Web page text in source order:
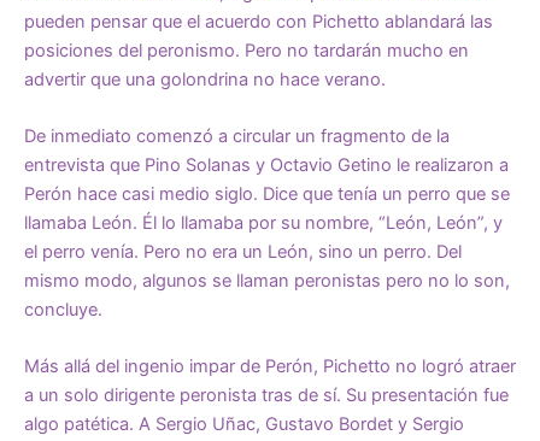
pueden pensar que el acuerdo con Pichetto ablandará las
posiciones del peronismo. Pero no tardarán mucho en
advertir que una golondrina no hace verano.
De inmediato comenzó a circular un fragmento de la
entrevista que Pino Solanas y Octavio Getino le realizaron a
Perón hace casi medio siglo. Dice que tenía un perro que se
llamaba León. Él lo llamaba por su nombre, “León, León”, y
el perro venía. Pero no era un León, sino un perro. Del
mismo modo, algunos se llaman peronistas pero no lo son,
concluye.
Más allá del ingenio impar de Perón, Pichetto no logró atraer
a un solo dirigente peronista tras de sí. Su presentación fue
algo patética. A Sergio Uñac, Gustavo Bordet y Sergio